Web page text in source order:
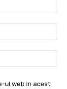
ul web în acest